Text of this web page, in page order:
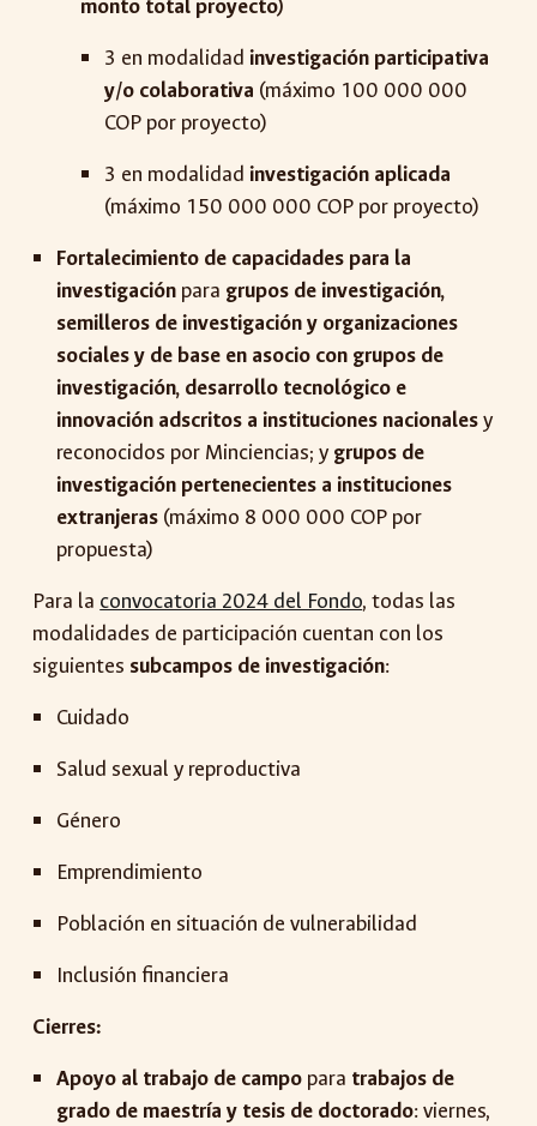
monto total proyecto)
3 en modalidadinvestigación participativa
y/o colaborativa (máximo 100 000 000
COP por proyecto)
3 en modalidadinvestigación aplicada
(máximo 150 000 000 COP por proyecto)
Fortalecimiento de capacidades para la
investigación para grupos de investigación,
semilleros de investigación y organizaciones
sociales y de base en asocio con grupos de
investigación, desarrollo tecnológico e
innovación adscritos a instituciones nacionalesy
reconocidos por Minciencias; y grupos de
investigación pertenecientes a instituciones
extranjeras (máximo 8 000 000 COP por
propuesta)
Para la convocatoria 2024 del Fondo, todas las
modalidades de participación cuentan con los
siguientes subcampos de investigación:
Cuidado
Salud sexual y reproductiva
Género
Emprendimiento
Población en situación de vulnerabilidad
Inclusión financiera
Cierres:
Apoyo al trabajo de campo para trabajos de
grado de maestría y tesis de doctorado: viernes,